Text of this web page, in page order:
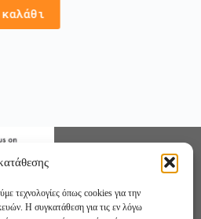
τεχνολογίες όπως cookies για την
Η συγκατάθεση για τις εν λόγω